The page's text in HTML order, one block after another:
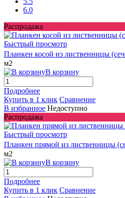
6.0
Распродажа
Быстрый просмотр
Планкен косой из лиственницы
м2
В корзину
Подробнее
Купить в 1 клик Сравнение
В избранное Недоступно
Распродажа
Быстрый просмотр
Планкен прямой из лиственницы
м2
В корзину
Подробнее
Купить в 1 клик Сравнение